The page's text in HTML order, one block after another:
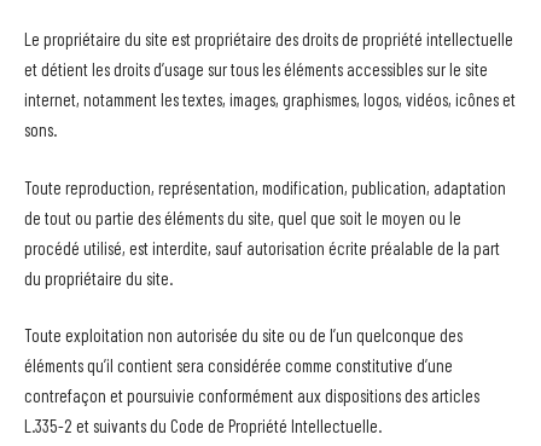
Le propriétaire du site est propriétaire des droits de propriété intellectuelle
et détient les droits d’usage sur tous les éléments accessibles sur le site
internet, notamment les textes, images, graphismes, logos, vidéos, icônes et
sons.
Toute reproduction, représentation, modification, publication, adaptation
de tout ou partie des éléments du site, quel que soit le moyen ou le
procédé utilisé, est interdite, sauf autorisation écrite préalable de la part
du propriétaire du site.
Toute exploitation non autorisée du site ou de l’un quelconque des
éléments qu’il contient sera considérée comme constitutive d’une
contrefaçon et poursuivie conformément aux dispositions des articles
L.335-2 et suivants du Code de Propriété Intellectuelle.